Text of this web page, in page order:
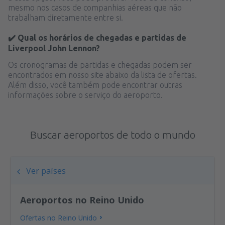
mesmo nos casos de companhias aéreas que não
trabalham diretamente entre si.
✔️ Qual os horários de chegadas e partidas de
Liverpool John Lennon?
Os cronogramas de partidas e chegadas podem ser
encontrados em nosso site abaixo da lista de ofertas.
Além disso, você também pode encontrar outras
informações sobre o serviço do aeroporto.
Buscar aeroportos de todo o mundo
Ver países
Aeroportos no Reino Unido
Ofertas no Reino Unido